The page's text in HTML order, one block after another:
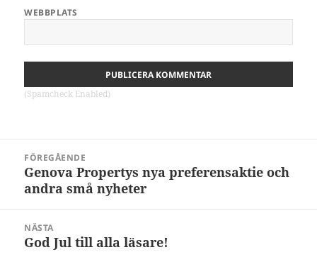
WEBBPLATS
(Spamcheck Enabled)
FÖREGÅENDE
Föregående
inlägg:
Genova Propertys nya preferensaktie och
andra små nyheter
NÄSTA
Nästa
God Jul till alla läsare!